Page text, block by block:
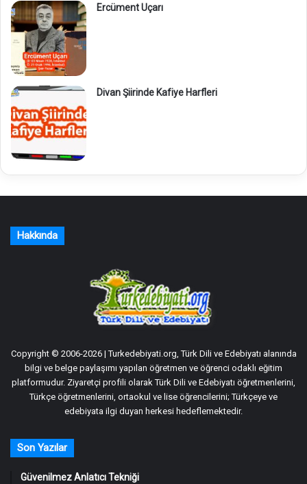
Ercüment Uçarı
Divan Şiirinde Kafiye Harfleri
Hakkında
Copyright © 2006-2026 | Turkedebiyati.org, Türk Dili ve Edebiyatı alanında
bilgi ve belge paylaşımı yapılan öğretmen ve öğrenci odaklı eğitim
platformudur. Ziyaretçi profili olarak Türk Dili ve Edebiyatı öğretmenlerini,
Türkçe öğretmenlerini, ortaokul ve lise öğrencilerini; Türkçeye ve
edebiyata ilgi duyan herkesi hedeflemektedir.
Son Yazılar
Güvenilmez Anlatıcı Tekniği